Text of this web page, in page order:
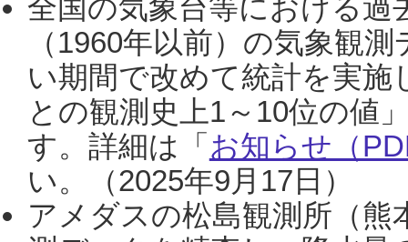
全国の気象台等における過
（1960年以前）の気象観
い期間で改めて統計を実
との観測史上1～10位の値
す。詳細は「 お知らせ（
い。（2025年9月17日）
アメダスの松島観測所（熊